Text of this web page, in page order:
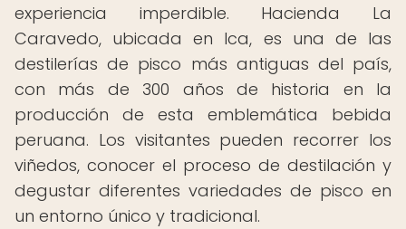
experiencia imperdible. Hacienda La
Caravedo, ubicada en Ica, es una de las
destilerías de pisco más antiguas del país,
con más de 300 años de historia en la
producción de esta emblemática bebida
peruana. Los visitantes pueden recorrer los
viñedos, conocer el proceso de destilación y
degustar diferentes variedades de pisco en
un entorno único y tradicional.